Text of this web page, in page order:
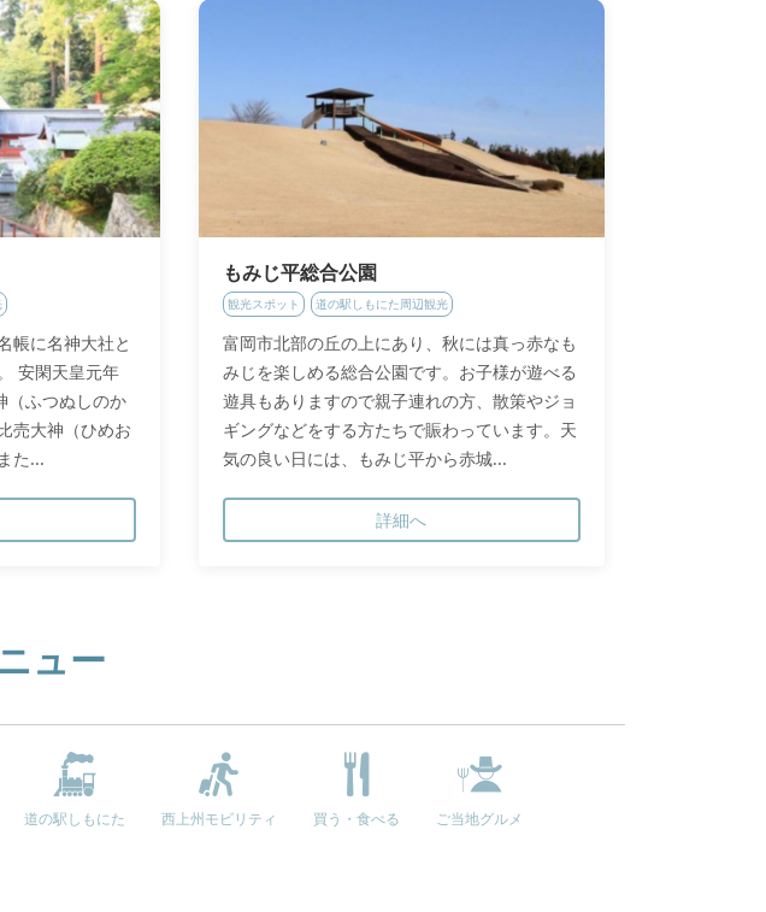
帳に名神大社と
安閑天皇元年
（ふつぬしのか
売大神（ひめお
た...
もみじ平総合公園
観光スポット 道の駅しもにた周辺観光
富岡市北部の丘の上にあり、秋には真っ赤なも
みじを楽しめる総合公園です。お子様が遊べる
遊具もありますので親子連れの方、散策やジョ
ギングなどをする方たちで賑わっています。天
気の良い日には、もみじ平から赤城...
詳細へ
ュー
道の駅しもにた 西上州モビリティ 買う・食べる ご当地グルメ